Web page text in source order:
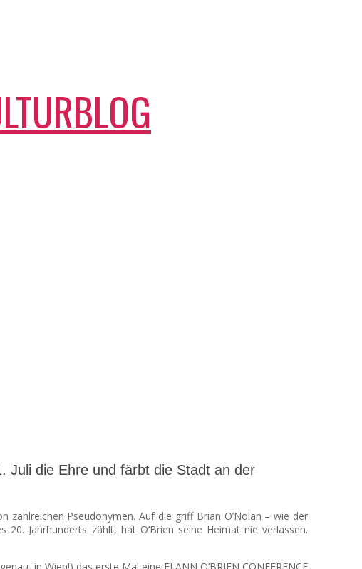
Juli die Ehre und färbt die Stadt an der
zahlreichen Pseudonymen. Auf die griff Brian O’Nolan – wie der
Jahrhunderts zählt, hat O’Brien seine Heimat nie verlassen.